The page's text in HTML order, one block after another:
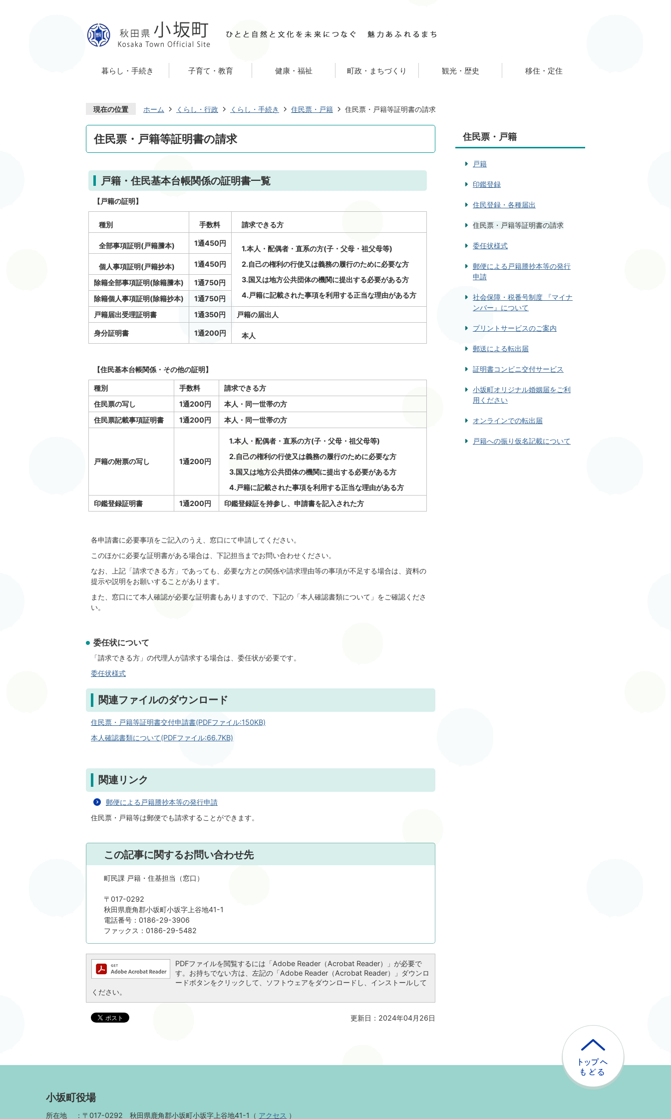
暮らし・手続き 子育て・教育 健康・福祉 町政・まちづくり 観光・歴史 移住・定住
現在の位置 ホーム くらし・行政 くらし・手続き 住民票・戸籍 住民票・戸籍等証明書の請求
住民票・戸籍等証明書の請求
戸籍・住民基本台帳関係の証明書一覧
【戸籍の証明】
種別 手数料 請求できる方
全部事項証明(戸籍謄本) 1通450円
1.本人・配偶者・直系の方(子・父母・祖父母等)
2.自己の権利の行使又は義務の履行のために必要な方
3.国又は地方公共団体の機関に提出する必要がある方
4.戸籍に記載された事項を利用する正当な理由がある方
個人事項証明(戸籍抄本) 1通450円
除籍全部事項証明(除籍謄本)
1通750円
除籍個人事項証明(除籍抄本)
1通750円
戸籍届出受理証明書
1通350円 戸籍の届出人
身分証明書 1通200円 本人
【住民基本台帳関係・その他の証明】
種別 手数料
請求できる方
住民票の写し
1通200円
本人・同一世帯の方
住民票記載事項証明書
1通200円 本人・同一世帯の方
戸籍の附票の写し 1通200円
1.本人・配偶者・直系の方(子・父母・祖父母等)
2.自己の権利の行使又は義務の履行のために必要な方
3.国又は地方公共団体の機関に提出する必要がある方
4.戸籍に記載された事項を利用する正当な理由がある方
印鑑登録証明書
1通200円 印鑑登録証を持参し、申請書を記入された方
各申請書に必要事項をご記入のうえ、窓口にて申請してください。
このほかに必要な証明書がある場合は、下記担当までお問い合わせください。
なお、上記「請求できる方」であっても、必要な方との関係や請求理由等の事項が不足する場合は、資料の
提示や説明をお願いすることがあります。
また、窓口にて本人確認が必要な証明書もありますので、下記の「本人確認書類について」をご確認くださ
い。
委任状について
「請求できる方」の代理人が請求する場合は、委任状が必要です。
委任状様式
関連ファイルのダウンロード
住民票・戸籍等証明書交付申請書(PDFファイル:150KB)
本人確認書類について(PDFファイル:66.7KB)
関連リンク
郵便による戸籍謄抄本等の発行申請
住民票・戸籍等は郵便でも請求することができます。
この記事に関するお問い合わせ先
町民課 戸籍・住基担当（窓口）
〒017-0292
秋田県鹿角郡小坂町小坂字上谷地41-1
電話番号：0186-29-3906
ファックス：0186-29-5482
PDFファイルを閲覧するには「Adobe Reader（Acrobat Reader）」が必要で
す。お持ちでない方は、左記の「Adobe Reader（Acrobat Reader）」ダウンロ
ードボタンをクリックして、ソフトウェアをダウンロードし、インストールして
ください。
更新日：2024年04月26日
住民票・戸籍
戸籍
印鑑登録
住民登録・各種届出
住民票・戸籍等証明書の請求
委任状様式
郵便による戸籍謄抄本等の発行
申請
社会保障・税番号制度 『マイナ
ンバー』について
プリントサービスのご案内
郵送による転出届
証明書コンビニ交付サービス
小坂町オリジナル婚姻届をご利
用ください
オンラインでの転出届
戸籍への振り仮名記載について
戻
小坂町役場
所在地 〒017-0292秋田県鹿角郡小坂町小坂字上谷地41-1 （ アクセス ）